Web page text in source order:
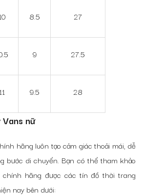
8.5 27
9 27.5
11 9.5 28
nữ
hãng luôn tạo cảm giác thoải mái, dễ
bước di chuyển. Bạn có thể tham khảo
chính hãng được các tín đồ thời trang
nay bên dưới: